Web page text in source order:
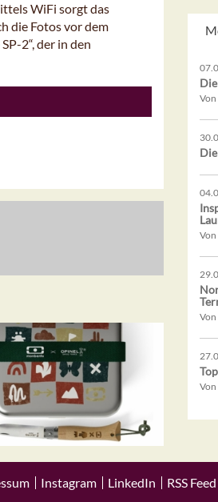
WiFi sorgt das
die Fotos vor dem
2“, der in den
Von
Von
Von
Instagram LinkedIn RSS Feed